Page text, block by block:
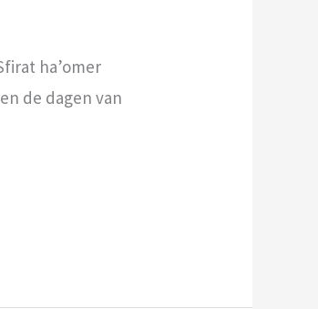
ha’omer
de dagen van